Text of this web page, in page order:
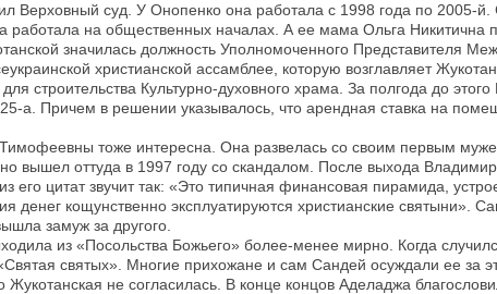
Верховный суд. У Онопенко она работала с 1998 года по
работала на общественных началах. А ее мама Ольга Никитична
значилась должность Уполномоченного Представителя
христианской ассамблее, которую возглавляет
строительства Культурно-духовного храма. За полгода до
а. Причем в решении указывалось, что арендная ставка на
тоже интересна. Она развелась со своим первым
вышел оттуда в 1997 году со скандалом. После выхода
его цитат звучит так: «Это типичная финансовая пирамида,
денег кощунственно эксплуатируются христианские
замуж за другого.
из «Посольства Божьего» более-менее мирно. Когда
святых». Многие прихожане и сам Сандей осуждали ее за
Жукотанская не согласилась. В конце концов Аделаджа